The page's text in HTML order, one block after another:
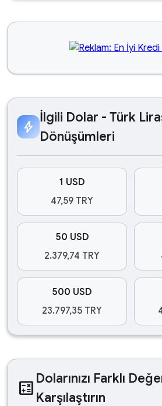
bolt
İlgili Dolar - Türk
Dönüşümleri
1 USD
47,59 TRY
50 USD
2.379,74 TRY
500 USD
23.797,35 TRY
calculate Dolarınızı Farklı
Karşılaştırın